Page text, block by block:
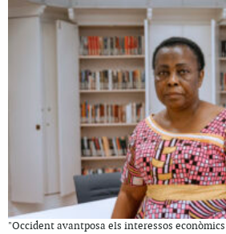
"Occident avantposa els interessos